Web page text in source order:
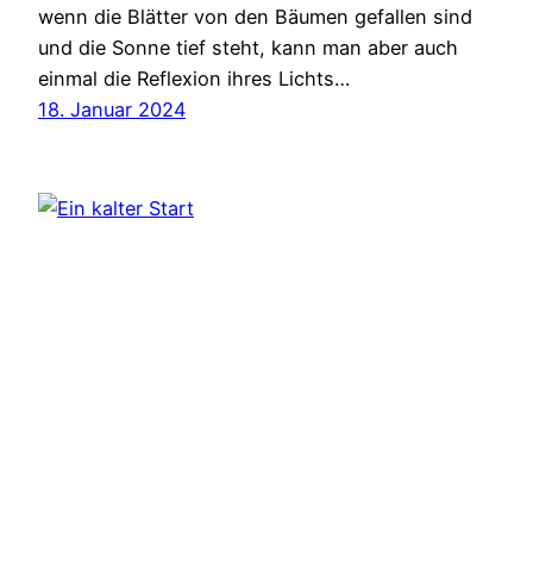
wenn die Blätter von den Bäumen gefallen sind
und die Sonne tief steht, kann man aber auch
einmal die Reflexion ihres Lichts…
18. Januar 2024